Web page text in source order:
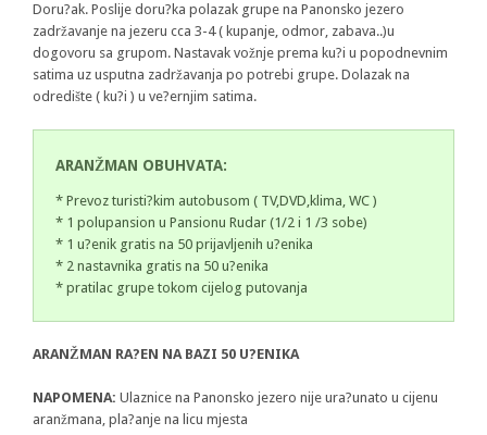
Doru?ak. Poslije doru?ka polazak grupe na Panonsko jezero
zadržavanje na jezeru cca 3-4 ( kupanje, odmor, zabava..)u
dogovoru sa grupom. Nastavak vožnje prema ku?i u popodnevnim
satima uz usputna zadržavanja po potrebi grupe. Dolazak na
odredište ( ku?i ) u ve?ernjim satima.
ARANŽMAN OBUHVATA:
* Prevoz turisti?kim autobusom ( TV,DVD,klima, WC )
* 1 polupansion u Pansionu Rudar (1/2 i 1 /3 sobe)
* 1 u?enik gratis na 50 prijavljenih u?enika
* 2 nastavnika gratis na 50 u?enika
* pratilac grupe tokom cijelog putovanja
ARANŽMAN RA?EN NA BAZI 50 U?ENIKA
NAPOMENA: Ulaznice na Panonsko jezero nije ura?unato u cijenu
aranžmana, pla?anje na licu mjesta